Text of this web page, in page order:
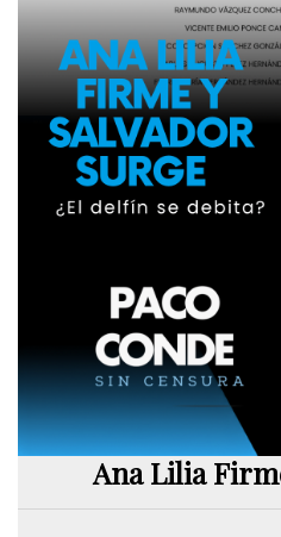
Ana Lilia